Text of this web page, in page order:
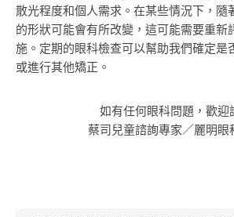
散光程度和個人需求。在某些情況下，隨
的形狀可能會有所改變，這可能需要重新
施。定期的眼科檢查可以幫助我們確定是
或進行其他矯正。
如有任何眼科問題，歡迎
蔡司兒童諮詢專家／麗明眼